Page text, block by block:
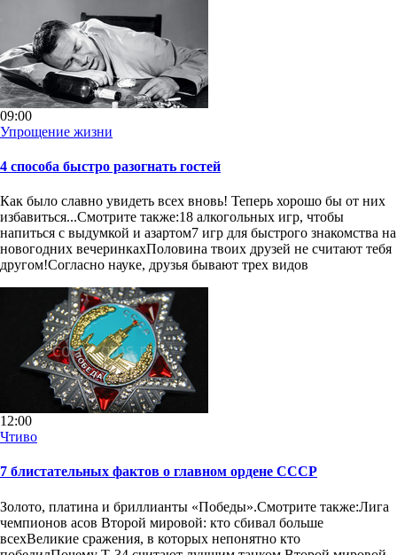
09:00
Упрощение жизни
4 способа быстро разогнать гостей
Как было славно увидеть всех вновь! Теперь хорошо бы от них
избавиться...Смотрите также:18 алкогольных игр, чтобы
напиться с выдумкой и азартом7 игр для быстрого знакомства на
новогодних вечеринкахПоловина твоих друзей не считают тебя
другом!Согласно науке, друзья бывают трех видов
12:00
Чтиво
7 блистательных фактов о главном ордене СССР
Золото, платина и бриллианты «Победы».Смотрите также:Лига
чемпионов асов Второй мировой: кто сбивал больше
всехВеликие сражения, в которых непонятно кто